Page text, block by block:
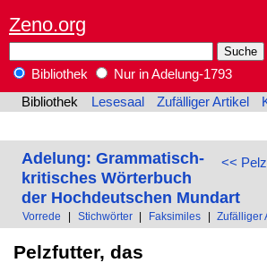
Zeno.org
Bibliothek
Nur in Adelung-1793
Bibliothek
Lesesaal Zufälliger Artikel
<<
Adelung: Grammatisch-
kritisches Wörterbuch
der Hochdeutschen Mundart
Vorrede Stichwörter Faksimiles Zufälliger
Pelzfutter, das